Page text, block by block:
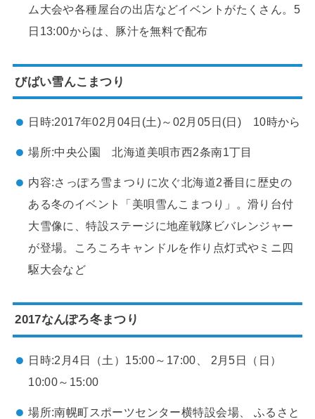
ム大会や各種屋台の出店などイベントがたくさん。5
日13:00からは、豚汁を無料で配布
びばい雪んこまつり
日時:2017年02月04日(土)～02月05日(日) 10時から
場所:中央公園 北海道美唄市西2条南1丁目
内容:さっぽろ雪まつりに次ぐ北海道2番目に歴史の
ある冬のイベント「美唄雪んこまつり」。滑り台付
大雪像に、特設ステージに地産戦隊ビバレンジャー
が登場。ころころキャンドルを作り点灯式やミニ四
駆大会など
2017なんぽろ冬まつり
日時:2月4日（土）15:00～17:00、 2月5日（日）
10:00～15:00
場所:南幌町スポーツセンター横特設会場、 ふるさと